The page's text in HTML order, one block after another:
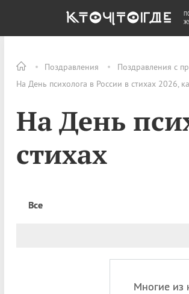
Поздравления Поздравления с
На День психолога в России в стихах 2026,
На День
стихах
Все
Многие из
ОБЩЕСТВО